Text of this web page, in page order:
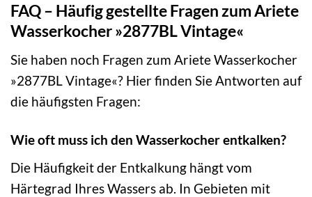
FAQ – Häufig gestellte Fragen zum Ariete
Wasserkocher »2877BL Vintage«
Sie haben noch Fragen zum Ariete Wasserkocher
»2877BL Vintage«? Hier finden Sie Antworten auf
die häufigsten Fragen:
Wie oft muss ich den Wasserkocher entkalken?
Die Häufigkeit der Entkalkung hängt vom
Härtegrad Ihres Wassers ab. In Gebieten mit